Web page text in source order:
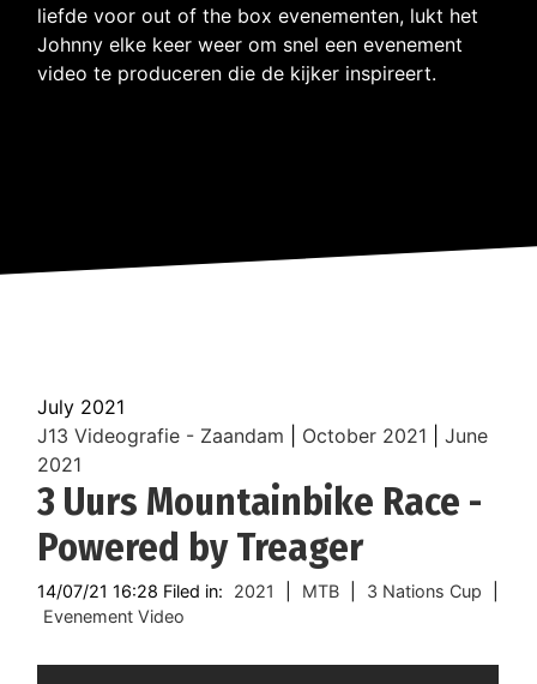
liefde voor out of the box evenementen, lukt het
Johnny elke keer weer om snel een evenement
video te produceren die de kijker inspireert.
July 2021
J13 Videografie - Zaandam
October 2021 |June
2021
3 Uurs Mountainbike Race -
Powered by Treager
14/07/21 16:28 Filed in: 2021 MTB 3 Nations Cup
Evenement Video